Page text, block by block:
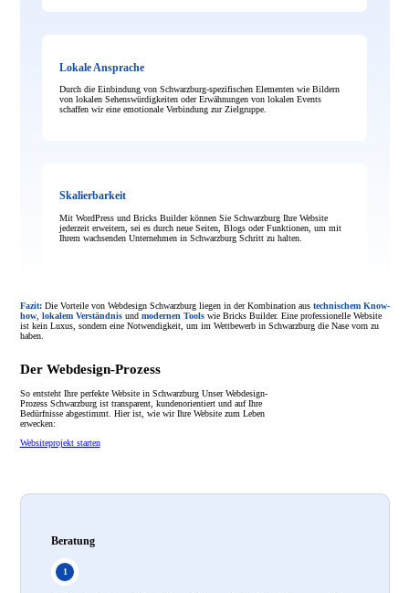
Lokale Ansprache
Durch die Einbindung von Schwarzburg-spezifischen Elementen wie Bildern
von lokalen Sehenswürdigkeiten oder Erwähnungen von lokalen Events
schaffen wir eine emotionale Verbindung zur Zielgruppe.
Skalierbarkeit
Mit WordPress und Bricks Builder können Sie Schwarzburg Ihre Website
jederzeit erweitern, sei es durch neue Seiten, Blogs oder Funktionen, um mit
Ihrem wachsenden Unternehmen in Schwarzburg Schritt zu halten.
Fazit:Die Vorteile von Webdesign Schwarzburg liegen in der Kombination aus technischem Know-
how, lokalem Verständnisund modernen Toolswie Bricks Builder. Eine professionelle Website
ist kein Luxus, sondern eine Notwendigkeit, um im Wettbewerb in Schwarzburg die Nase vorn zu
haben.
Der Webdesign-Prozess
So entsteht Ihre perfekte Website in Schwarzburg Unser Webdesign-
Prozess Schwarzburg ist transparent, kundenorientiert und auf Ihre
Bedürfnisse abgestimmt. Hier ist, wie wir Ihre Website zum Leben
erwecken:
Websiteprojekt starten
Beratung